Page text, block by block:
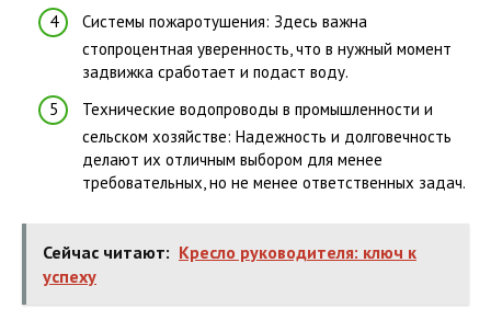
Системы пожаротушения: Здесь важна
стопроцентная уверенность, что в нужный момент
задвижка сработает и подаст воду.
Технические водопроводы в промышленности и
сельском хозяйстве: Надежность и долговечность
делают их отличным выбором для менее
требовательных, но не менее ответственных задач.
Сейчас читают: Кресло руководителя: ключ к
успеху